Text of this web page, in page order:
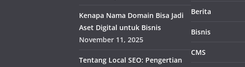
Kenapa Nama Domain Bisa Jadi
Aset Digital untuk Bisnis
November 11, 2025
Tentang Local SEO: Pengertian
Berita
Bisnis
CMS